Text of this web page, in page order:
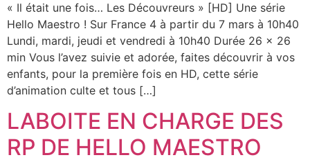
« Il était une fois… Les Découvreurs » [HD] Une série
Hello Maestro ! Sur France 4 à partir du 7 mars à 10h40
Lundi, mardi, jeudi et vendredi à 10h40 Durée 26 x 26
min Vous l’avez suivie et adorée, faites découvrir à vos
enfants, pour la première fois en HD, cette série
d’animation culte et tous […]
LABOITE EN CHARGE DES
RP DE HELLO MAESTRO